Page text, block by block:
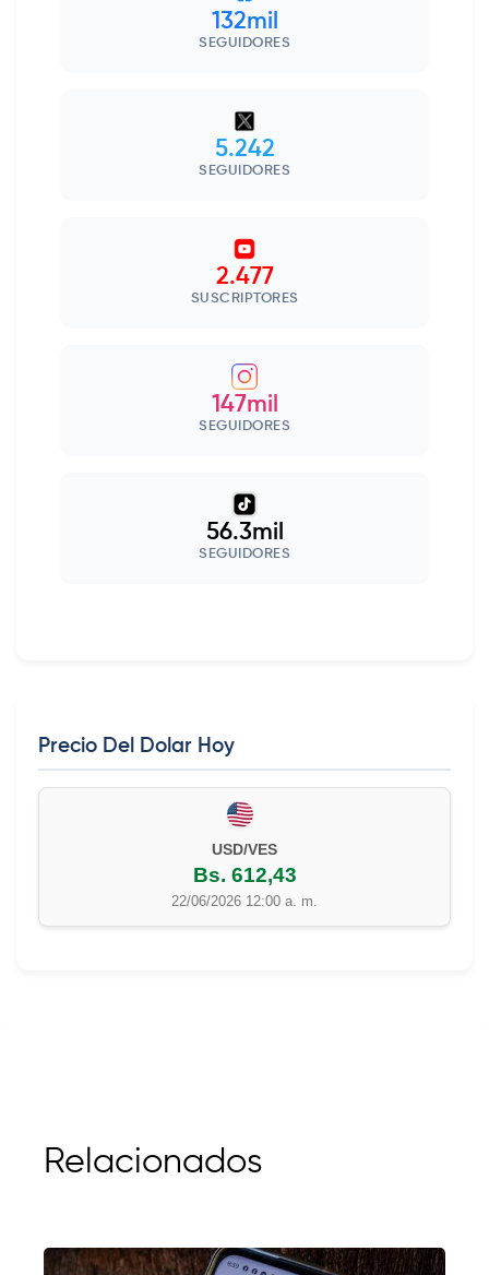
132mil
SEGUIDORES
5.242
SEGUIDORES
2.477
SUSCRIPTORES
147mil
SEGUIDORES
56.3mil
SEGUIDORES
Precio Del Dolar Hoy
USD/VES
Bs. 612,43
22/06/2026 12:00 a. m.
Relacionados